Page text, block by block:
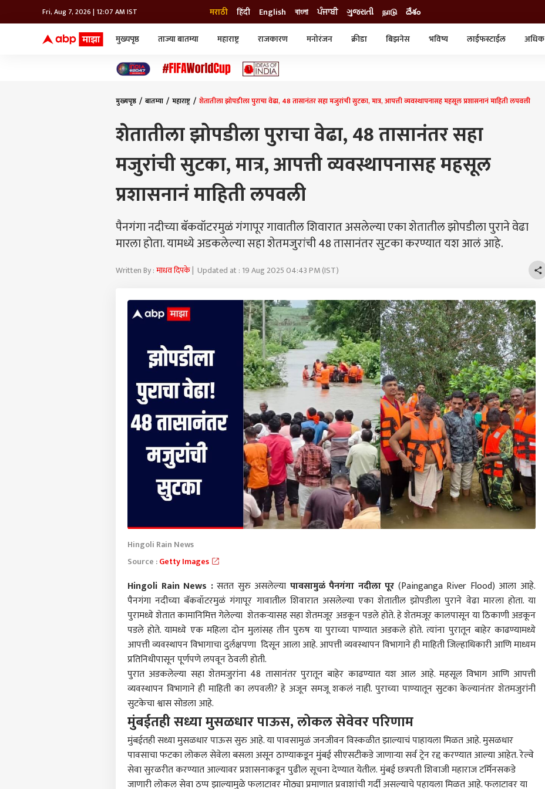
Fri, Aug 7, 2026 | 12:07 AM IST मराठी हिंदी English বাংলা ਪੰਜਾਬੀ ગુજરાતી நாடு దేశం
मुख्यपृष्ठ ताज्या बातम्या महाराष्ट्र राजकारण मनोरंजन क्रीडा बिझनेस भविष्य लाईफस्टाईल
अधिक
मुख्यपृष्ठ बातम्या महाराष्ट्र शेतातीला झोपडीला पुराचा वेढा, 48 तासानंतर सहा मजुरांची सुटका, मात्र, आपत्ती व्यवस्थापनासह महसूल प्रशासनानं माहिती लपवली
शेतातीला झोपडीला पुराचा वेढा, 48 तासानंतर सहा
मजुरांची सुटका, मात्र, आपत्ती व्यवस्थापनासह महसूल
प्रशासनानं माहिती लपवली
पैनगंगा नदीच्या बॅकवॉटरमुळं गंगापूर गावातील शिवारात असलेल्या एका शेतातील झोपडीला पुराने वेढा
मारला होता. यामध्ये अडकलेल्या सहा शेतमजुरांची 48 तासानंतर सुटका करण्यात यश आलं आहे.
Written By :माधव दिपके| Updated at : 19 Aug 2025 04:43 PM (IST)
Hingoli Rain News
Source :Getty Images
Hingoli Rain News :सतत सुरु असलेल्या पावसामुळं पैनगंगा नदीला पूर (Painganga River Flood) आला आहे.
पैनगंगा नदीच्या बॅकवॉटरमुळं गंगापूर गावातील शिवारात असलेल्या एका शेतातील झोपडीला पुराने वेढा मारला होता. या
पुरामध्ये शेतात कामानिमित्त गेलेल्या शेतकऱ्यासह सहा शेतमजूर अडकून पडले होते. हे शेतमजूर कालपासून या ठिकाणी अडकून
पडले होते. यामध्ये एक महिला दोन मुलांसह तीन पुरुष या पुराच्या पाण्यात अडकले होते. त्यांना पुरातून बाहेर काढण्यामध्ये
आपत्ती व्यवस्थापन विभागाचा दुर्लक्षपणा दिसून आला आहे. आपत्ती व्यवस्थापन विभागाने ही माहिती जिल्हाधिकारी आणि माध्यम
प्रतिनिधीपासून पूर्णपणे लपवून ठेवली होती.
पुरात अडकलेल्या सहा शेतमजुरांना 48 तासानंतर पुरातून बाहेर काढण्यात यश आल आहे. महसूल विभाग आणि आपत्ती
व्यवस्थापन विभागाने ही माहिती का लपवली? हे अजून समजू शकलं नाही. पुराच्या पाण्यातून सुटका केल्यानंतर शेतमजुरांनी
सुटकेचा श्वास सोडला आहे.
मुंबईतही सध्या मुसळधार पाऊस, लोकल सेवेवर परिणाम
मुंबईतही सध्या मुसळधार पाऊस सुरु आहे. या पावसामुळं जनजीवन विस्कळीत झाल्याचं पाहायला मिळत आहे. मुसळधार
पावसाचा फटका लोकल सेवेला बसला असून ठाण्याकडूनमुंबई सीएसटीकडे जाणाऱ्या सर्व ट्रेन रद्द करण्यात आल्या आहेत. रेल्वे
सेवा सुरळरीत करण्यात आल्यावर प्रशासनाकडून पुढील सूचना देण्यात येतील.मुंबईछत्रपती शिवाजी महाराज टर्मिनसकडे
जाणारी लोकल सेवा ठप्प झाल्यामुळे फलाटावर मोठ्या प्रमाणात प्रवाशांची गर्दी असल्याचे पहायला मिळत आहे. फलाटावर या